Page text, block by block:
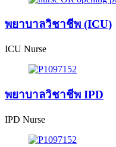
พยาบาลวิชาชีพ (ICU)
ICU Nurse
พยาบาลวิชาชีพ IPD
IPD Nurse